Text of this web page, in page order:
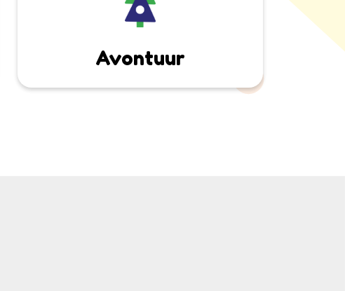
Avontuur